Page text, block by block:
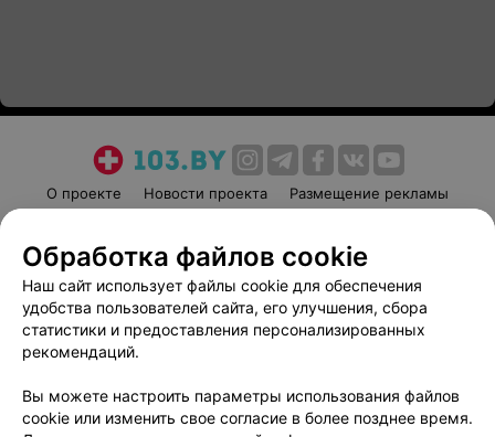
О проекте Новости проекта
Размещение рекламы
Пользовательское соглашение
Способы оплаты
Вакансии
Партнеры
Написать руководителю 103.by
Обработка персональных данных
Обработка файлов cookie
Наш сайт использует файлы cookie для обеспечения
удобства пользователей сайта, его улучшения, сбора
статистики и предоставления персонализированных
рекомендаций.
Вы можете настроить параметры использования файлов
cookie или изменить свое согласие в более позднее время.